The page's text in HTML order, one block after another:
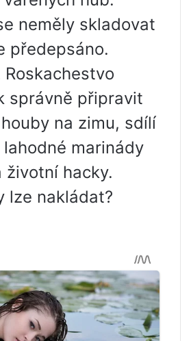
neměly skladovat
předepsáno.
správně připravit
na zimu, sdílí
marinády
životní hacky.
lze nakládat?